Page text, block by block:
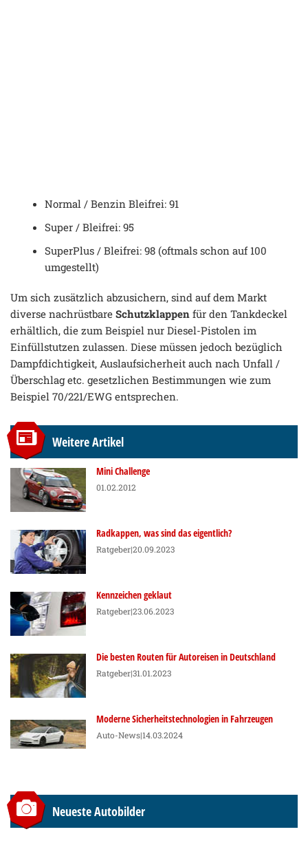
Normal / Benzin Bleifrei: 91
Super / Bleifrei: 95
SuperPlus / Bleifrei: 98 (oftmals schon auf 100
umgestellt)
Um sich zusätzlich abzusichern, sind auf dem Markt
diverse nachrüstbare Schutzklappen für den Tankdeckel
erhältlich, die zum Beispiel nur Diesel-Pistolen im
Einfüllstutzen zulassen. Diese müssen jedoch bezüglich
Dampfdichtigkeit, Auslaufsicherheit auch nach Unfall /
Überschlag etc. gesetzlichen Bestimmungen wie zum
Beispiel 70/221/EWG entsprechen.
Weitere Artikel
Mini Challenge
01.02.2012
Radkappen, was sind das eigentlich?
Ratgeber|20.09.2023
Kennzeichen geklaut
Ratgeber|23.06.2023
Die besten Routen für Autoreisen in Deutschland
Ratgeber|31.01.2023
Moderne Sicherheitstechnologien in Fahrzeugen
Auto-News|14.03.2024
Neueste Autobilder